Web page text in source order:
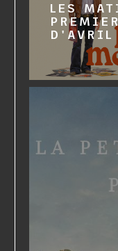
LES
D'AVRIL